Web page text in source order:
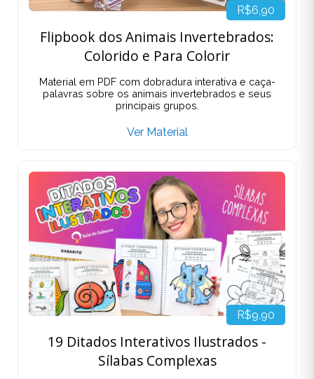
R$6,90
Flipbook dos Animais Invertebrados:
Colorido e Para Colorir
Material em PDF com dobradura interativa e caça-
palavras sobre os animais invertebrados e seus
principais grupos.
Ver Material
R$9,90
19 Ditados Interativos Ilustrados -
Sílabas Complexas